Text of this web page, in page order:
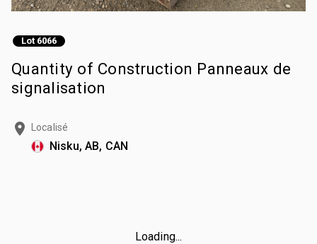
Lot 6066
Quantity of Construction Panneaux de
signalisation
Localisé
Nisku, AB, CAN
Loading...